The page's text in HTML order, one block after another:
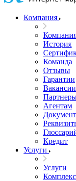
Компания
История
Команда
Отзывы
Гарантии
Вакансии
Агентам
Кредит
Услуги
Услуги